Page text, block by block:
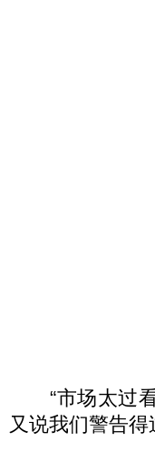
“市场太过看
又说我们警告得